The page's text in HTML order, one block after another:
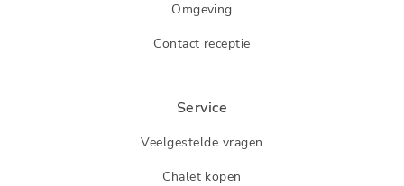
Omgeving
Contact receptie
Service
Veelgestelde vragen
Chalet kopen